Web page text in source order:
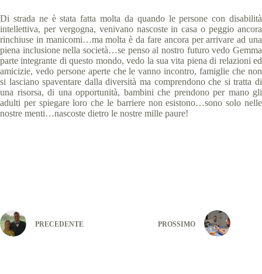
Di strada ne è stata fatta molta da quando le persone con disabilità
intellettiva, per vergogna, venivano nascoste in casa o peggio ancora
rinchiuse in manicomi…ma molta è da fare ancora per arrivare ad una
piena inclusione nella società…se penso al nostro futuro vedo Gemma
parte integrante di questo mondo, vedo la sua vita piena di relazioni ed
amicizie, vedo persone aperte che le vanno incontro, famiglie che non
si lasciano spaventare dalla diversità ma comprendono che si tratta di
una risorsa, di una opportunità, bambini che prendono per mano gli
adulti per spiegare loro che le barriere non esistono…sono solo nelle
nostre menti…nascoste dietro le nostre mille paure!
PRECEDENTE PROSSIMO